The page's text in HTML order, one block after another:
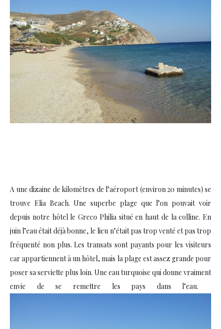
A une dizaine de kilomètres de l’aéroport (environ 20 minutes) se
trouve Elia Beach. Une superbe plage que l’on pouvait voir
depuis notre hôtel le Greco Philia situé en haut de la colline. En
juin l’eau était déjà bonne, le lieu n’était pas trop venté et pas trop
fréquenté non plus. Les transats sont payants pour les visiteurs
car appartiennent à un hôtel, mais la plage est assez grande pour
poser sa serviette plus loin. Une eau turquoise qui donne vraiment
envie de se remettre les pays dans l’eau.